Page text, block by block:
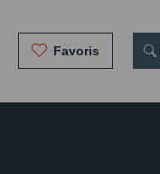
Favoris